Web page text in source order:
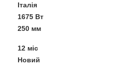
Італія
1675 Вт
250 мм
12 міс
Новий